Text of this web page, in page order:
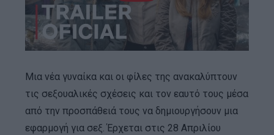
Μια νέα γυναίκα και οι φίλες της ανακαλύπτουν
τις σεξουαλικές σχέσεις και τον εαυτό τους μέσα
από την προσπάθειά τους να δημιουργήσουν μια
εφαρμογή για σεξ. Έρχεται στις 28 Απριλίου